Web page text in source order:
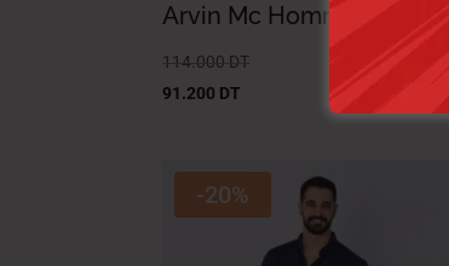
Arvin Mc Homme Nat.
114.000 DT
91.200 DT
-20%